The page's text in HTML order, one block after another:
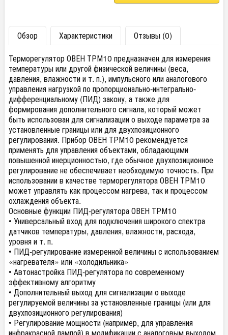
Обзор Характеристики
Отзывы (0)
Терморегулятор ОВЕН ТРМ10 предназначен для измерения
температуры или другой физической величины (веса,
давления, влажности и т. п.), импульсного или аналогового
управления нагрузкой по пропорционально-интегрально-
дифференциальному (ПИД) закону, а также для
формирования дополнительного сигнала, который может
быть использован для сигнализации о выходе параметра за
установленные границы или для двухпозиционного
регулирования. Прибор ОВЕН ТРМ10 рекомендуется
применять для управления объектами, обладающими
повышенной инерционностью, где обычное двухпозиционное
регулирование не обеспечивает необходимую точность. При
использовании в качестве терморегулятора ОВЕН ТРМ10
может управлять как процессом нагрева, так и процессом
охлаждения объекта.
Основные функции ПИД-регулятора ОВЕН ТРМ10
• Универсальный вход для подключения широкого спектра
датчиков температуры, давления, влажности, расхода,
уровня и т. п.
• ПИД-регулирование измеренной величины с использованием
«нагревателя» или «холодильника»
• Автонастройка ПИД-регулятора по современному
эффективному алгоритму
• Дополнительный выход для сигнализации о выходе
регулируемой величины за установленные границы (или для
двухпозиционного регулирования)
• Регулирование мощности (например, для управления